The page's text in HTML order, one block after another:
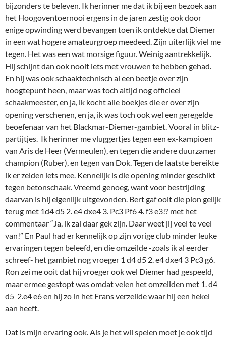
bijzonders te beleven. Ik herinner me dat ik bij een bezoek aan
het Hoogoventoernooi ergens in de jaren zestig ook door
enige opwinding werd bevangen toen ik ontdekte dat Diemer
in een wat hogere amateurgroep meedeed. Zijn uiterlijk viel me
tegen. Het was een wat morsige figuur. Weinig aantrekkelijk.
Hij schijnt dan ook nooit iets met vrouwen te hebben gehad.
En hij was ook schaaktechnisch al een beetje over zijn
hoogtepunt heen, maar was toch altijd nog officieel
schaakmeester, en ja, ik kocht alle boekjes die er over zijn
opening verschenen, en ja, ik was toch ook wel een geregelde
beoefenaar van het Blackmar-Diemer-gambiet. Vooral in blitz-
partijtjes. Ik herinner me vluggertjes tegen een ex-kampioen
van Aris de Heer (Vermeulen), en tegen die andere duurzamer
champion (Ruber), en tegen van Dok. Tegen de laatste bereikte
ik er zelden iets mee. Kennelijk is die opening minder geschikt
tegen betonschaak. Vreemd genoeg, want voor bestrijding
daarvan is hij eigenlijk uitgevonden. Bert gaf ooit die pion gelijk
terug met 1d4 d5 2. e4 dxe4 3. Pc3 Pf6 4. f3 e3!? met het
commentaar “Ja, ik zal daar gek zijn. Daar weet jij veel te veel
van!” En Paul had er kennelijk op zijn vorige club minder leuke
ervaringen tegen beleefd, en die omzeilde -zoals ik al eerder
schreef- het gambiet nog vroeger 1 d4 d5 2. e4 dxe4 3 Pc3 g6.
Ron zei me ooit dat hij vroeger ook wel Diemer had gespeeld,
maar ermee gestopt was omdat velen het omzeilden met 1. d4
d5 2.e4 e6 en hij zo in het Frans verzeilde waar hij een hekel
aan heeft.
Dat is mijn ervaring ook. Als je het wil spelen moet je ook tijd